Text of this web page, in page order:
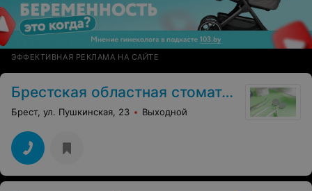
ЭФФЕКТИВНАЯ РЕКЛАМА НА САЙТЕ
Брестская областная стоматология
Брест, ул. Пушкинская, 23 Выходной